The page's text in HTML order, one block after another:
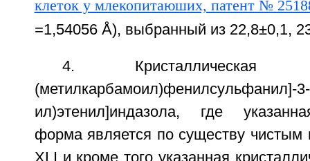
=1,54056 Å), выбранный из 22,8±0,1,
4.
(метилкарбамоил)фенилсульфанил]-
ил)этенил]индазола, где
форма является по существу
XLI и кроме того указанная